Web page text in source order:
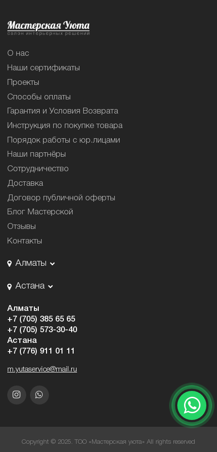
О нас
Наши сертификаты
Проекты
Способы оплаты
Гарантия и Условия Возврата
Инструкция по покупке товара
Порядок работы с юр.лицами
Наши партнёры
Сотрудничество
Доставка
Договор публичной оферты
Блог Мастерской
Отзывы
Контакты
Алматы
Астана
Алматы
+7 (705) 385 65 65
+7 (705) 573-30-40
Астана
+7 (776) 911 01 11
m.yutaservice@mail.ru
Copyright © 2025. ТОО «Мастерская уюта» All rights reserved